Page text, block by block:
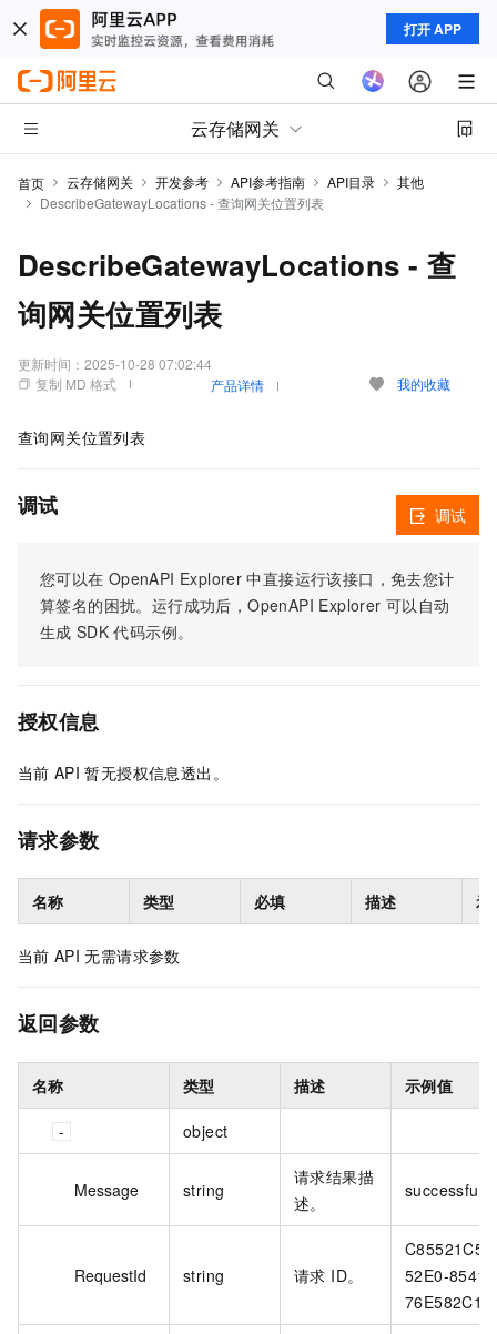
打开 APP
云存储网关
首页 云存储网关 开发参考 API参考指南 API目录
其他
DescribeGatewayLocations - 查询网关位置列表
DescribeGatewayLocations - 查
询网关位置列表
更新时间： 2025-10-28 07:02:44
复制 MD 格式
产品详情 我的收藏
查询网关位置列表
调试
您可以在 OpenAPI Explorer 中直接运行该接口，免去您计
算签名的困扰。运行成功后，OpenAPI Explorer 可以自动
生成 SDK 代码示例。
调试
授权信息
当前 API 暂无授权信息透出。
请求参数
名称 类型 必填 描述 示
当前 API 无需请求参数
返回参数
名称 类型 描述 示例值
object
Message string
请求结果描
述。
successful
RequestId string 请求 ID。
C85521C5-
52E0-8541-